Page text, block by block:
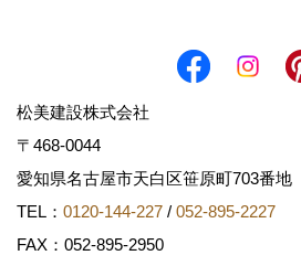
松美建設株式会社
〒468-0044
愛知県名古屋市天白区笹原町703番地
TEL： 0120-144-227 / 052-895-2227
FAX：052-895-2950